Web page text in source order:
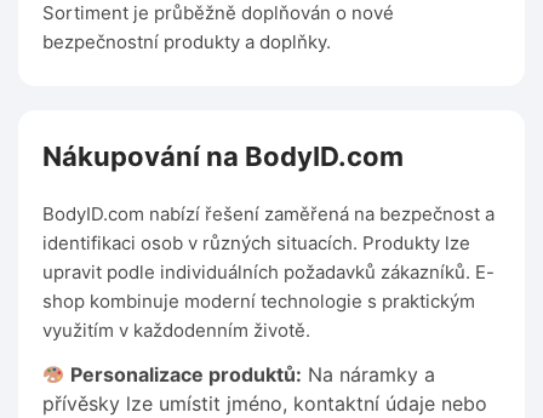
Sortiment je průběžně doplňován o nové
bezpečnostní produkty a doplňky.
Nákupování na BodyID.com
BodyID.com nabízí řešení zaměřená na bezpečnost a
identifikaci osob v různých situacích. Produkty lze
upravit podle individuálních požadavků zákazníků. E-
shop kombinuje moderní technologie s praktickým
využitím v každodenním životě.
Personalizace produktů: Na náramky a
přívěsky lze umístit jméno, kontaktní údaje nebo